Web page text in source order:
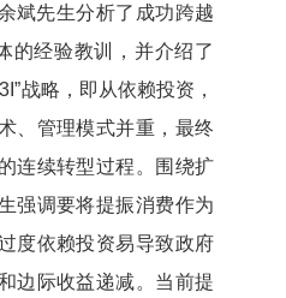
先生分析了成功跨越
的经验教训，并介绍了
战略，即从依赖投资，
、管理模式并重，最终
连续转型过程。围绕扩
强调要将提振消费作为
度依赖投资易导致政府
边际收益递减。当前提